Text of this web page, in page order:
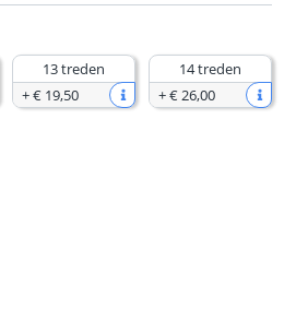
13 treden
+€ 19,50
14 treden
+€ 26,00